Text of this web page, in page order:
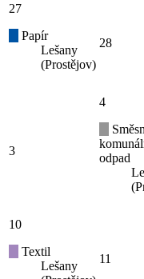
27
Papír
Lešany
(Prostějov)
28
3
4
odpad
10
Textil
Lešany
11